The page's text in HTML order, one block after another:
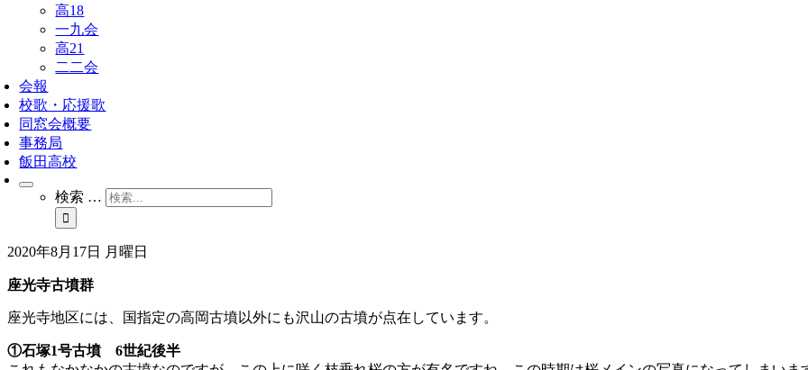
高18
一九会
高21
二二会
会報
校歌・応援歌
同窓会概要
事務局
飯田高校
検索 …
2020年8月17日 月曜日
座光寺古墳群
座光寺地区には、国指定の高岡古墳以外にも沢山の古墳が点在しています。
①石塚1号古墳 6世紀後半